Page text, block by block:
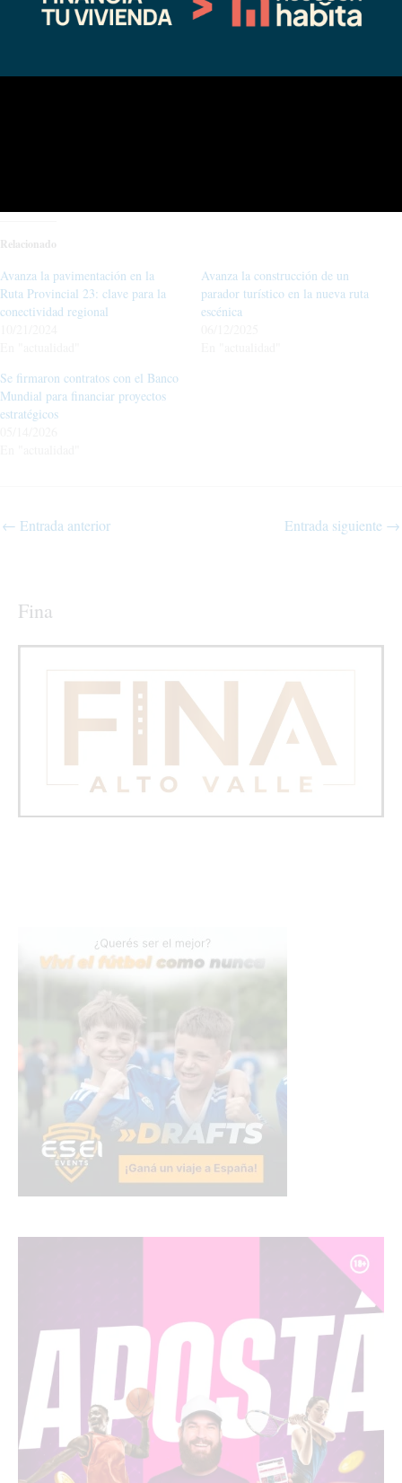
Santiago Nogueira y la subsecretaria del COPADE, Ana Servidio.
Relacionado
Avanza la pavimentación en la
Ruta Provincial 23: clave para la
conectividad regional
Avanza la construcción de un
parador turístico en la nueva ruta
escénica
Se firmaron contratos con el Banco
Mundial para financiar proyectos
estratégicos
← Entrada anterior Entrada siguiente →
Fina